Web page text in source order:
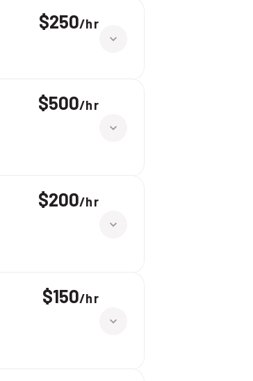
$250/hr
$500/hr
$200/hr
$150/hr